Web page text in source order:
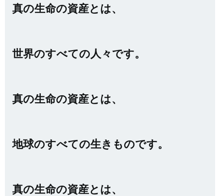
真の生命の資産とは、
世界のすべての人々です。
真の生命の資産とは、
地球のすべての生きものです。
真の生命の資産とは、